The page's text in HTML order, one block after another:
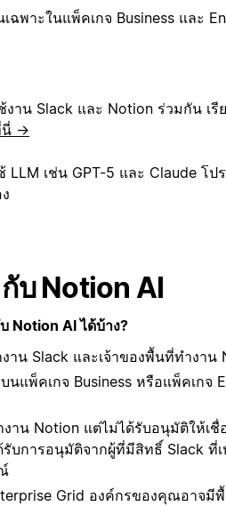
ฉพาะในแพ็คเกจ Business และ
าน Slack และ Notion ร่วมกัน เรี
→
LLM เช่น GPT-5 และ Claude โป
บ Notion AI
Notion AI ได้บ้าง?
าน Slack และเจ้าของพื้นที่ทำงาน
แพ็คเกจ Business หรือแพ็คเกจ
าน Notion แต่ไม่ได้รับอนุมัติให้เ
บการอนุมัติจากผู้ที่มีสิทธิ์ Slack ที่
Grid องค์กรของคุณอาจมี